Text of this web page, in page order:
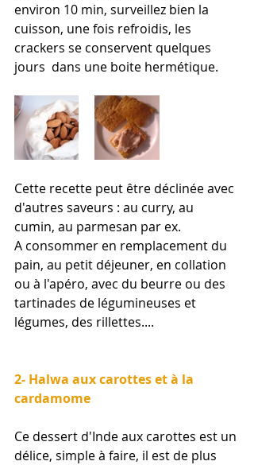
environ 10 min, surveillez bien la
cuisson, une fois refroidis, les
crackers se conservent quelques
jours  dans une boite hermétique.
Cette recette peut être déclinée avec
d'autres saveurs : au curry, au
cumin, au parmesan par ex.
A consommer en remplacement du
pain, au petit déjeuner, en collation
ou à l'apéro, avec du beurre ou des
tartinades de légumineuses et
légumes, des rillettes....
2- Halwa aux carottes et à la
cardamome
Ce dessert d'Inde aux carottes est un
délice, simple à faire, il est de plus